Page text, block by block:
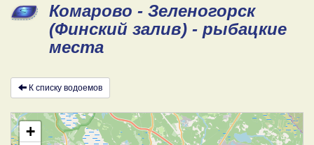
Комарово - Зеленогорск
(Финский залив) - рыбацкие
места
К списку водоемов
+